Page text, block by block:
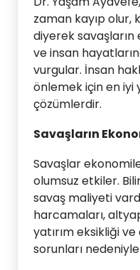
zaman kayıp olur,
diyerek
ve insan
vurgular. İnsan
önlemek için en iyi
çözümlerdir.
Savaşların
Savaşlar
olumsuz etkiler.
savaş maliyeti
harcamaları,
yatırım eksikliği
sorunları